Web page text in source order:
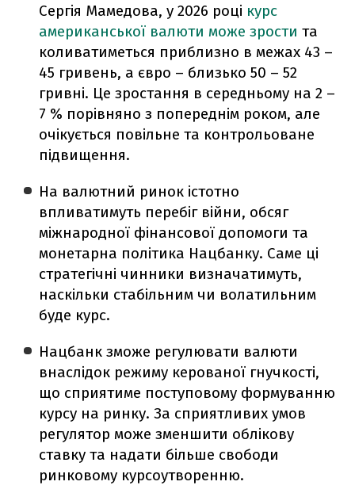
Сергія Мамедова, у 2026 році курс
американської валюти може зрости та
коливатиметься приблизно в межах 43 –
45 гривень, а євро – близько 50 – 52
гривні. Це зростання в середньому на 2 –
7 % порівняно з попереднім роком, але
очікується повільне та контрольоване
підвищення.
На валютний ринок істотно
впливатимуть перебіг війни, обсяг
міжнародної фінансової допомоги та
монетарна політика Нацбанку. Саме ці
стратегічні чинники визначатимуть,
наскільки стабільним чи волатильним
буде курс.
Нацбанк зможе регулювати валюти
внаслідок режиму керованої гнучкості,
що сприятиме поступовому формуванню
курсу на ринку. За сприятливих умов
регулятор може зменшити облікову
ставку та надати більше свободи
ринковому курсоутворенню.